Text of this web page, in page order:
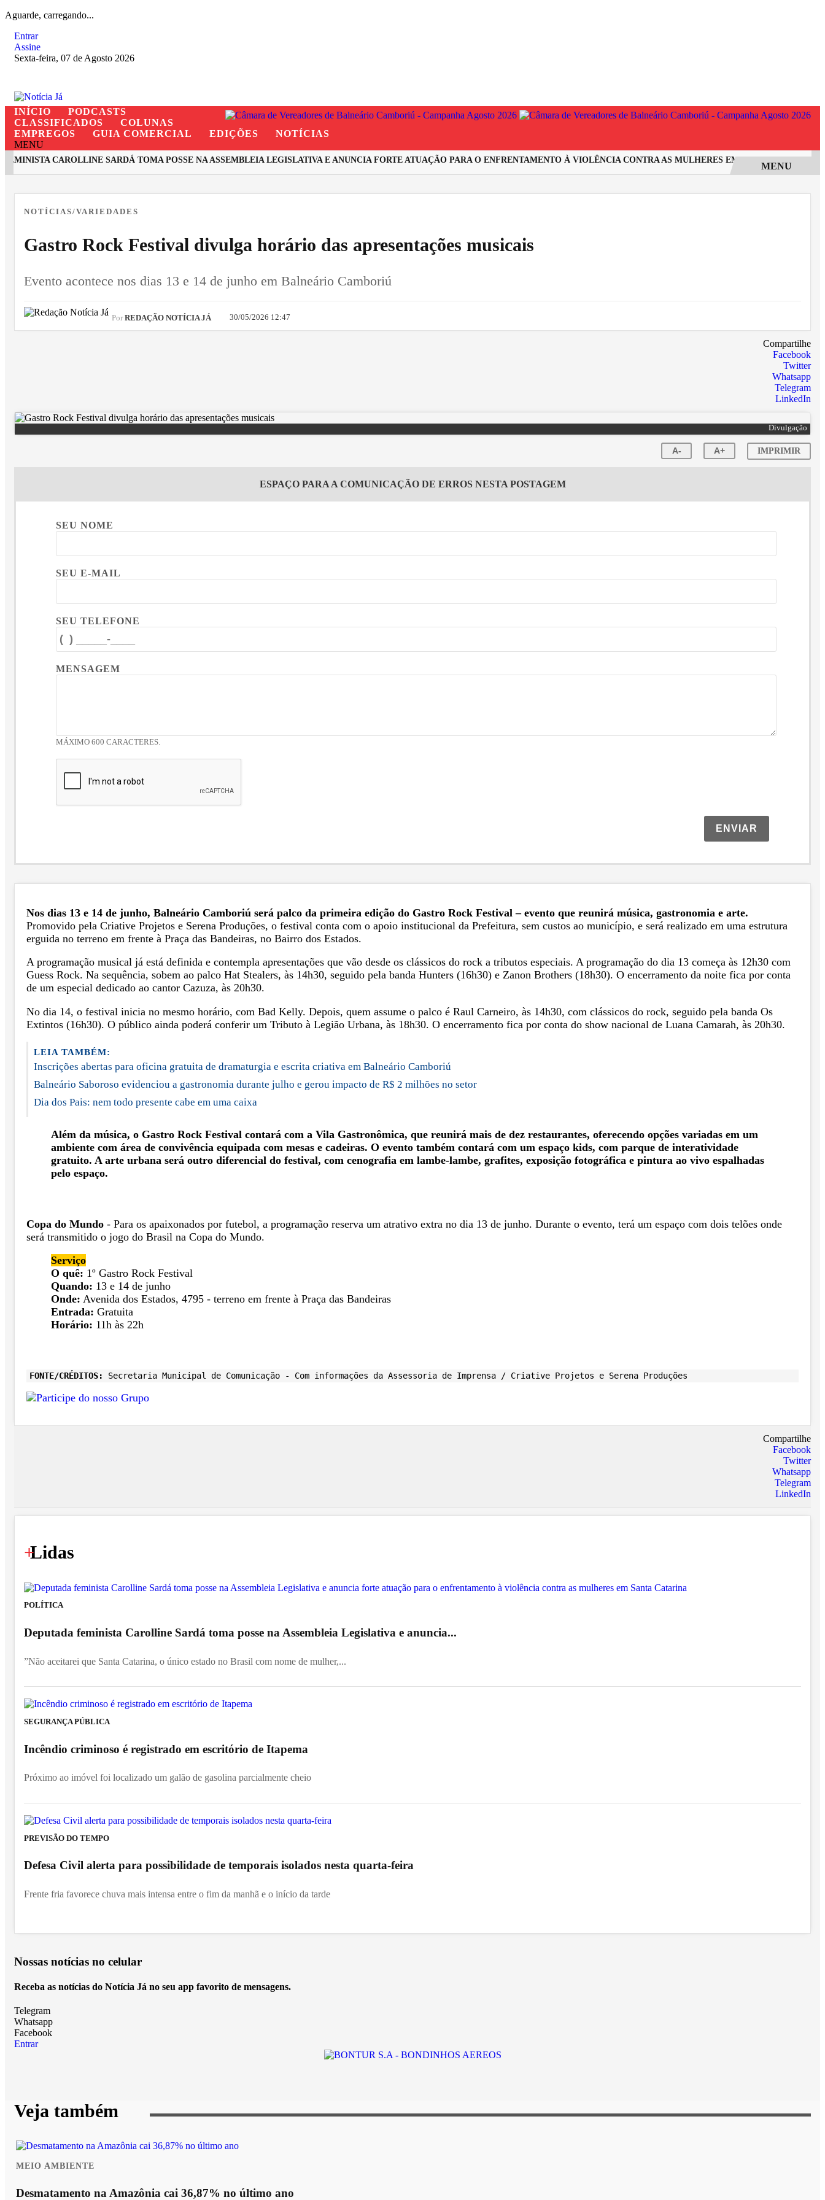
Aguarde, carregando...
Entrar
Assine
Sexta-feira, 07 de Agosto 2026
INÍCIO
PODCASTS
CLASSIFICADOS
COLUNAS
EMPREGOS
GUIA COMERCIAL EDIÇÕES
NOTÍCIAS
MENU
CAROLLINE SARDÁ TOMA POSSE NA ASSEMBLEIA LEGISLATIVA E ANUNCIA FORTE ATUAÇÃO PARA O ENFRENTAMENTO À VIOLÊNCIA CONTRA AS MULHERES EM SANTA CATARINA
MENU
NOTÍCIAS/VARIEDADES
Gastro Rock Festival divulga horário das apresentações musicais
Evento acontece nos dias 13 e 14 de junho em Balneário Camboriú
Por REDAÇÃO NOTÍCIA JÁ 30/05/2026 12:47
Compartilhe
Facebook
Twitter
Whatsapp
Telegram
LinkedIn
Divulgação
A- A+ IMPRIMIR
ESPAÇO PARA A COMUNICAÇÃO DE ERROS NESTA POSTAGEM
SEU NOME
SEU E-MAIL
SEU TELEFONE
MENSAGEM
MÁXIMO 600 CARACTERES.
ENVIAR
Nos dias 13 e 14 de junho, Balneário Camboriú será palco da primeira edição do Gastro Rock Festival – evento que reunirá música, gastronomia e arte.
Promovido pela Criative Projetos e Serena Produções, o festival conta com o apoio institucional da Prefeitura, sem custos ao município, e será realizado em uma estrutura
erguida no terreno em frente à Praça das Bandeiras, no Bairro dos Estados.
A programação musical já está definida e contempla apresentações que vão desde os clássicos do rock a tributos especiais. A programação do dia 13 começa às 12h30 com
Guess Rock. Na sequência, sobem ao palco Hat Stealers, às 14h30, seguido pela banda Hunters (16h30) e Zanon Brothers (18h30). O encerramento da noite fica por conta
de um especial dedicado ao cantor Cazuza, às 20h30.
No dia 14, o festival inicia no mesmo horário, com Bad Kelly. Depois, quem assume o palco é Raul Carneiro, às 14h30, com clássicos do rock, seguido pela banda Os
Extintos (16h30). O público ainda poderá conferir um Tributo à Legião Urbana, às 18h30. O encerramento fica por conta do show nacional de Luana Camarah, às 20h30.
LEIA TAMBÉM:
Inscrições abertas para oficina gratuita de dramaturgia e escrita criativa em Balneário Camboriú
Balneário Saboroso evidenciou a gastronomia durante julho e gerou impacto de R$ 2 milhões no setor
Dia dos Pais: nem todo presente cabe em uma caixa
Além da música, o Gastro Rock Festival contará com a Vila Gastronômica, que reunirá mais de dez restaurantes, oferecendo opções variadas em um
ambiente com área de convivência equipada com mesas e cadeiras. O evento também contará com um espaço kids, com parque de interatividade
gratuito. A arte urbana será outro diferencial do festival, com cenografia em lambe-lambe, grafites, exposição fotográfica e pintura ao vivo espalhadas
pelo espaço.
Copa do Mundo - Para os apaixonados por futebol, a programação reserva um atrativo extra no dia 13 de junho. Durante o evento, terá um espaço com dois telões onde
será transmitido o jogo do Brasil na Copa do Mundo.
Serviço
O quê: 1º Gastro Rock Festival
Quando: 13 e 14 de junho
Onde: Avenida dos Estados, 4795 - terreno em frente à Praça das Bandeiras
Entrada: Gratuita
Horário: 11h às 22h
FONTE/CRÉDITOS: Secretaria Municipal de Comunicação - Com informações da Assessoria de Imprensa / Criative Projetos e Serena Produções
Compartilhe
Facebook
Twitter
Whatsapp
Telegram
LinkedIn
+
Lidas
POLÍTICA
Deputada feminista Carolline Sardá toma posse na Assembleia Legislativa e anuncia...
”Não aceitarei que Santa Catarina, o único estado no Brasil com nome de mulher,...
SEGURANÇA PÚBLICA
Incêndio criminoso é registrado em escritório de Itapema
Próximo ao imóvel foi localizado um galão de gasolina parcialmente cheio
PREVISÃO DO TEMPO
Defesa Civil alerta para possibilidade de temporais isolados nesta quarta-feira
Frente fria favorece chuva mais intensa entre o fim da manhã e o início da tarde
Nossas notícias no celular
Receba as notícias do Notícia Já no seu app favorito de mensagens.
Telegram
Whatsapp
Facebook
Entrar
Veja também
MEIO AMBIENTE
Desmatamento na Amazônia cai 36,87% no último ano